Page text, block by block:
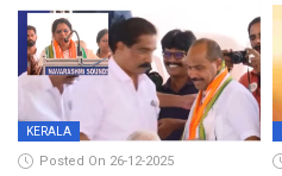
KERALA
Posted On 26-12-2025